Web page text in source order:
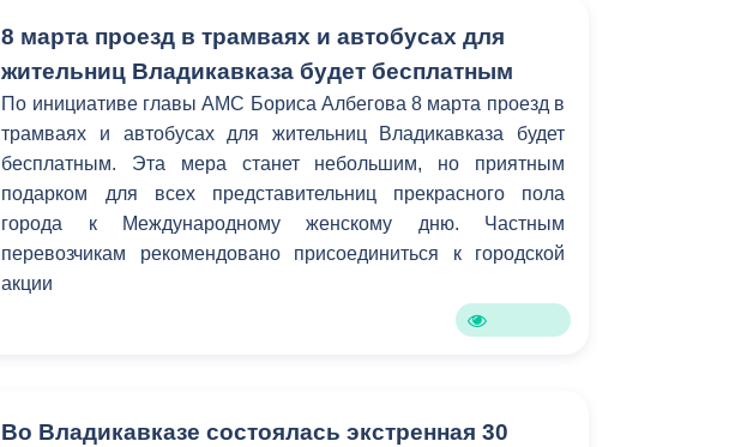
8 марта проезд в трамваях и автобусах для
жительниц Владикавказа будет бесплатным
По инициативе главы АМС Бориса Албегова 8 марта проезд в
трамваях и автобусах для жительниц Владикавказа будет
бесплатным. Эта мера станет небольшим, но приятным
подарком для всех представительниц прекрасного пола
города к Международному женскому дню. Частным
перевозчикам рекомендовано присоединиться к городской
акции
Во Владикавказе состоялась экстренная 30